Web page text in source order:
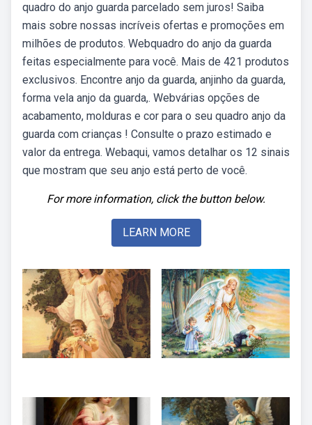
quadro do anjo guarda parcelado sem juros! Saiba
mais sobre nossas incríveis ofertas e promoções em
milhões de produtos. Webquadro do anjo da guarda
feitas especialmente para você. Mais de 421 produtos
exclusivos. Encontre anjo da guarda, anjinho da guarda,
forma vela anjo da guarda,. Webvárias opções de
acabamento, molduras e cor para o seu quadro anjo da
guarda com crianças ! Consulte o prazo estimado e
valor da entrega. Webaqui, vamos detalhar os 12 sinais
que mostram que seu anjo está perto de você.
For more information, click the button below.
LEARN MORE